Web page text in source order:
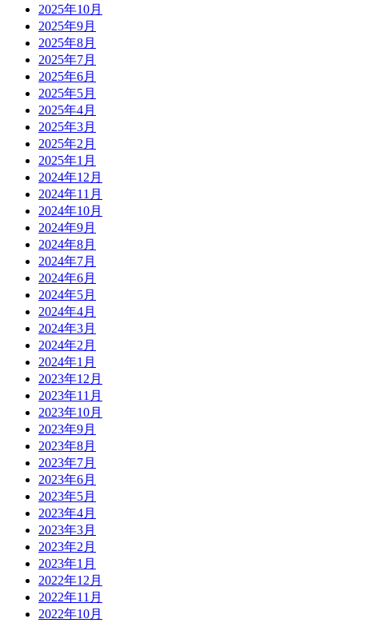
2025年10月
2025年9月
2025年8月
2025年7月
2025年6月
2025年5月
2025年4月
2025年3月
2025年2月
2025年1月
2024年12月
2024年11月
2024年10月
2024年9月
2024年8月
2024年7月
2024年6月
2024年5月
2024年4月
2024年3月
2024年2月
2024年1月
2023年12月
2023年11月
2023年10月
2023年9月
2023年8月
2023年7月
2023年6月
2023年5月
2023年4月
2023年3月
2023年2月
2023年1月
2022年12月
2022年11月
2022年10月